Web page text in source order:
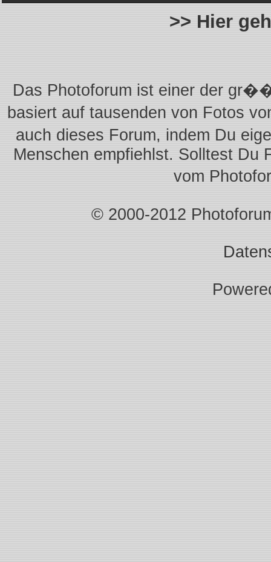
>> Hier
Das Photoforum ist einer der
basiert auf tausenden von Fotos
auch dieses Forum, indem Du
Menschen empfiehlst. Solltest Du
vom
© 2000-2012